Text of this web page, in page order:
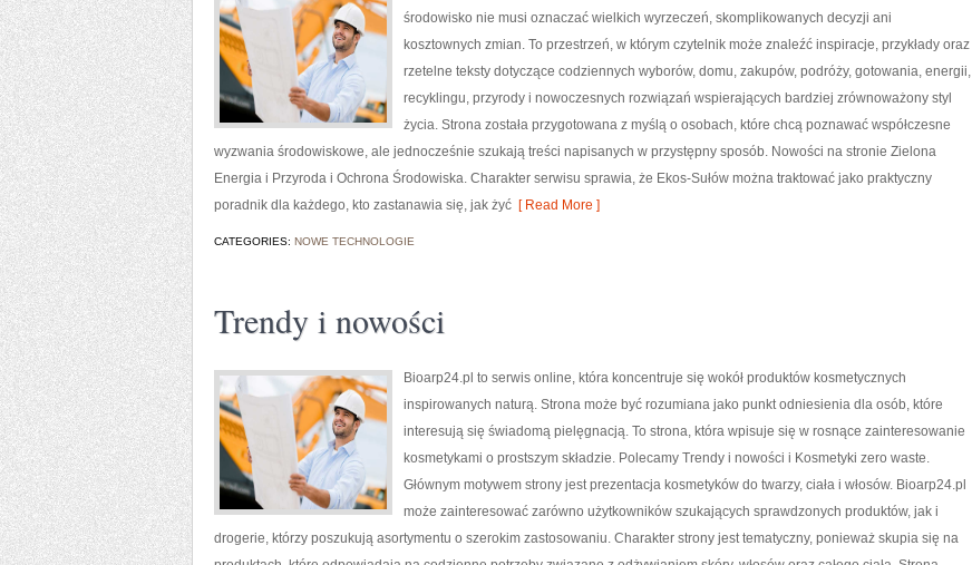
środowisko nie musi oznaczać wielkich wyrzeczeń, skomplikowanych decyzji ani
kosztownych zmian. To przestrzeń, w którym czytelnik może znaleźć inspiracje, przykłady oraz
rzetelne teksty dotyczące codziennych wyborów, domu, zakupów, podróży, gotowania, energii,
recyklingu, przyrody i nowoczesnych rozwiązań wspierających bardziej zrównoważony styl
życia. Strona została przygotowana z myślą o osobach, które chcą poznawać współczesne
wyzwania środowiskowe, ale jednocześnie szukają treści napisanych w przystępny sposób. Nowości na stronie Zielona
Energia i Przyroda i Ochrona Środowiska. Charakter serwisu sprawia, że Ekos-Sułów można traktować jako praktyczny
poradnik dla każdego, kto zastanawia się, jak żyć [ Read More ]
CATEGORIES: NOWE TECHNOLOGIE
Trendy i nowości
Bioarp24.pl to serwis online, która koncentruje się wokół produktów kosmetycznych
inspirowanych naturą. Strona może być rozumiana jako punkt odniesienia dla osób, które
interesują się świadomą pielęgnacją. To strona, która wpisuje się w rosnące zainteresowanie
kosmetykami o prostszym składzie. Polecamy Trendy i nowości i Kosmetyki zero waste.
Głównym motywem strony jest prezentacja kosmetyków do twarzy, ciała i włosów. Bioarp24.pl
może zainteresować zarówno użytkowników szukających sprawdzonych produktów, jak i
drogerie, którzy poszukują asortymentu o szerokim zastosowaniu. Charakter strony jest tematyczny, ponieważ skupia się na